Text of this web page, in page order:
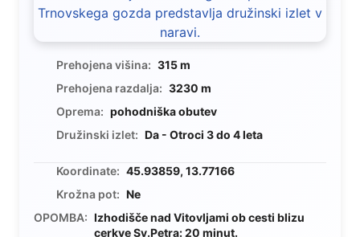
Prehojena višina: 315 m
Prehojena razdalja: 3230 m
Oprema: pohodniška obutev
Družinski izlet: Da - Otroci 3 do 4 leta
Koordinate: 45.93859, 13.77166
Krožna pot: Ne
OPOMBA: Izhodišče nad Vitovljami ob cesti blizu
cerkve Sv.Petra: 20 minut.